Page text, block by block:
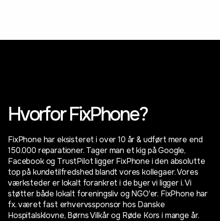
Hvorfor FixPhone?
FixPhone har eksisteret i over 10 år & udført mere end
150.000 reparationer. Tager man et kig på Google,
Facebook og TrustPilot ligger FixPhone i den absolutte
top på kundetilfredshed blandt vores kollegaer. Vores
værksteder er lokalt forankret i de byer vi ligger i. Vi
støtter både lokalt foreningsliv og NGO'er. FixPhone har
fx. været fast erhvervssponsor hos Danske
Hospitalsklovne, Børns Vilkår og Røde Kors i mange år.